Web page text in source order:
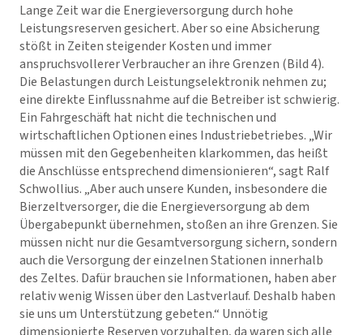
Lange Zeit war die Energieversorgung durch hohe
Leistungsreserven gesichert. Aber so eine Absicherung
stößt in Zeiten steigender Kosten und immer
anspruchsvollerer Verbraucher an ihre Grenzen (Bild 4).
Die Belastungen durch Leistungselektronik nehmen zu;
eine direkte Einflussnahme auf die Betreiber ist schwierig.
Ein Fahrgeschäft hat nicht die technischen und
wirtschaftlichen Optionen eines Industriebetriebes. „Wir
müssen mit den Gegebenheiten klarkommen, das heißt
die Anschlüsse entsprechend dimensionieren“, sagt Ralf
Schwollius. „Aber auch unsere Kunden, insbesondere die
Bierzeltversorger, die die Energieversorgung ab dem
Übergabepunkt übernehmen, stoßen an ihre Grenzen. Sie
müssen nicht nur die Gesamtversorgung sichern, sondern
auch die Versorgung der einzelnen Stationen innerhalb
des Zeltes. Dafür brauchen sie Informationen, haben aber
relativ wenig Wissen über den Lastverlauf. Deshalb haben
sie uns um Unterstützung gebeten.“ Unnötig